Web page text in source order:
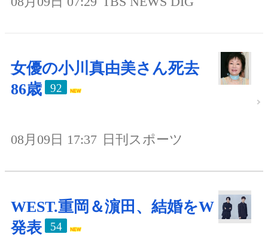
女優の小川真由美さん死去
86歳
92
08月09日 17:37 日刊スポーツ
WEST.重岡＆濵田、結婚をW
発表
54